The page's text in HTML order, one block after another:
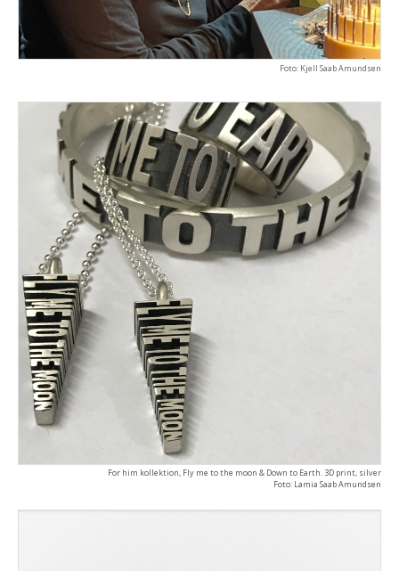
Foto: Kjell Saab Amundsen
For him kollektion, Fly me to the moon & Down to Earth. 3D print, silver
Foto: Lamia Saab Amundsen